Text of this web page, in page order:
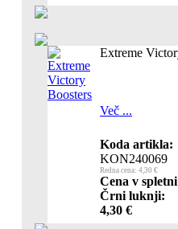
Extreme
Več ...
Koda artikla:
KON240069
Redna cena: 4,30 €
Cena v spletni
Črni luknji:
4,30 €